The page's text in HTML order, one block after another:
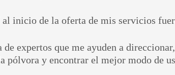
inicio de la oferta de mis servicios
de expertos que me ayuden a
pólvora y encontrar el mejor modo de